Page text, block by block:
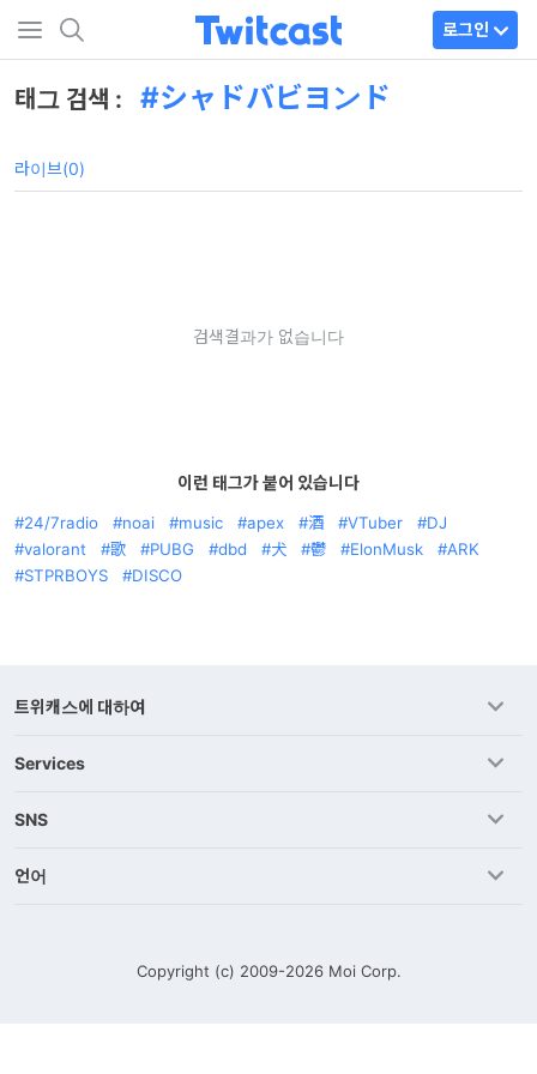
로그인
태그 검색 : シャドバビヨンド
라이브(0)
검색결과가 없습니다
이런 태그가 붙어 있습니다
24/7radio noai music apex 酒 VTuber
DJ
valorant
歌 PUBG dbd 犬 鬱 ElonMusk
ARK
STPRBOYS
DISCO
트위캐스에 대하여
Services
SNS
언어
Copyright (c) 2009-2026 Moi Corp.